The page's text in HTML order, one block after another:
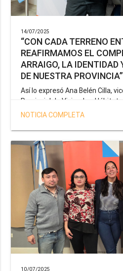
14/07/2025
“CON CADA TERRENO
REAFIRMAMOS EL
ARRAIGO, LA IDENTIDAD
DE NUESTRA PROVINCIA”
Así lo expresó Ana Belén Cilla,
Provincial de Vivienda y Hábitat,
trabajo del organismo en el
salud y seguridad impulsada
Melella.
NOTICIA COMPLETA
10/07/2025